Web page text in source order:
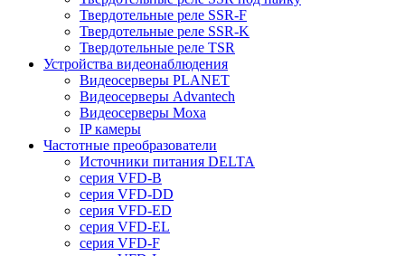
Твердотельные реле SSR-F
Твердотельные реле SSR-K
Твердотельные реле TSR
Устройства видеонаблюдения
Видеосерверы PLANET
Видеосерверы Advantech
Видеосерверы Moxa
IP камеры
Частотные преобразователи
Источники питания DELTA
серия VFD-B
серия VFD-DD
серия VFD-ED
серия VFD-EL
серия VFD-F